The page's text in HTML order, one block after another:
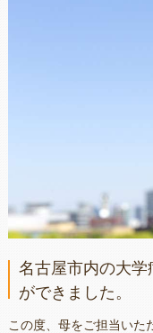
名古屋市内の大
ができました。
この度、母をご担当いた